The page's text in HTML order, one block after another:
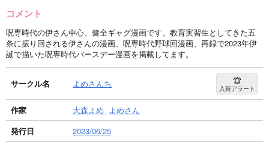
コメント
呪専時代の伊さん中心、健全ギャグ漫画です。教育実習生としてきた五
条に振り回される伊さんの漫画、呪専時代野球回漫画、再録で2023年伊
誕で描いた呪専時代バースデー漫画を掲載してます。
サークル名 よめさんち 入荷アラート
作家 大森よめ よめさん
発行日
2023/06/25